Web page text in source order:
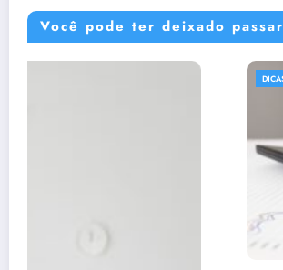
Você pode ter deixado passar